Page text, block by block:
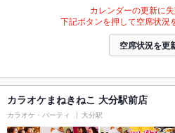
カレンダーの更新に失
下記ボタンを押して空席状況
空席状況を更
カラオケまねきねこ 大分駅前店
カラオケ・パーティ 大分駅